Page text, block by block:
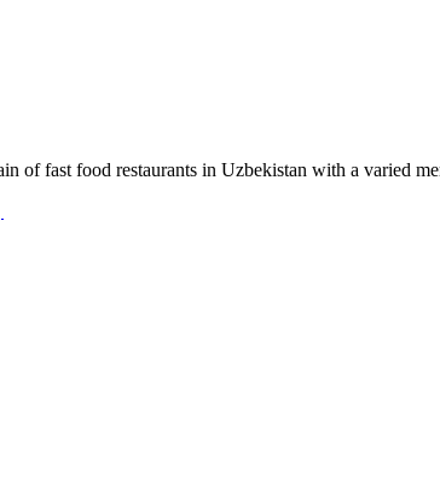
of fast food restaurants in Uzbekistan with a varied